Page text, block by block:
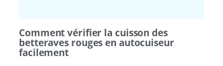
Comment vérifier la cuisson des
betteraves rouges en autocuiseur
facilement